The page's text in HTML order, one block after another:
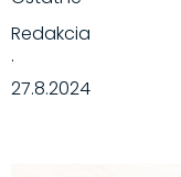
Redakcia
·
27.8.2024